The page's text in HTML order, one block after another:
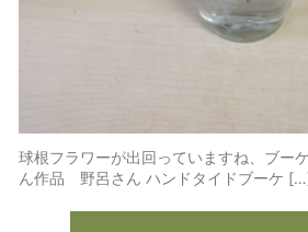
球根フラワーが出回っていますね、ブー
ん作品 野呂さん ハンドタイドブーケ